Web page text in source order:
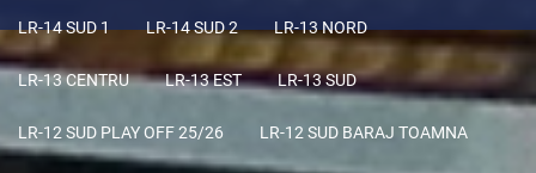
LR-14 SUD 1 LR-14 SUD 2 LR-13 NORD
LR-13 CENTRU LR-13 EST LR-13 SUD
LR-12 SUD PLAY OFF 25/26 LR-12 SUD BARAJ TOAMNA